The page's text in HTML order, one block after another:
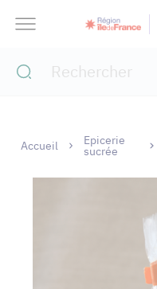
Accueil Epicerie
sucrée